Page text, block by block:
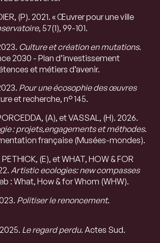
(P). 2021. « Œuvrer pour une ville
, 57(1), 99-101.
Culture et création en mutations.
2030 - Plan d’investissement
et métiers d’avenir.
Pour une écosophie des œuvres
et recherche, n° 145.
(A), et VASSAL, (H). 2026.
: projets,engagements et méthodes.
française (Musées-mondes).
(E), et WHAT, HOW & FOR
Artistic ecologies: new compasses
: What, How & for Whom (WHW).
Politiser le renoncement.
Le regard perdu. Actes Sud.